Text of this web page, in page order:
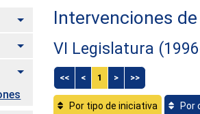
Alternar
Alternar
Alternar
Intervenciones
VI Legislatura
<< < 1 > >>
Por tipo de iniciativa Por